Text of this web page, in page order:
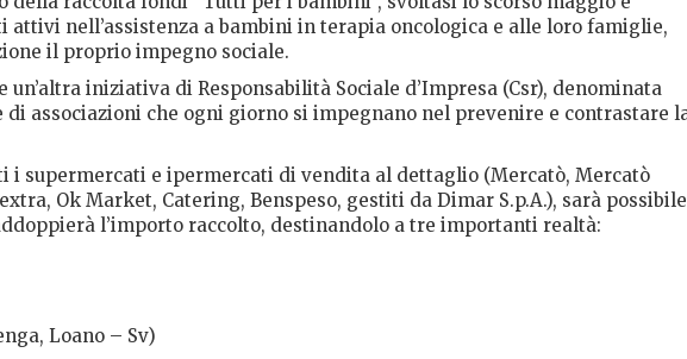
attivi nell’assistenza a bambini in terapia oncologica e alle loro famiglie,
il proprio impegno sociale.
un’altra iniziativa di Responsabilità Sociale d’Impresa (Csr), denominata
di associazioni che ogni giorno si impegnano nel prevenire e contrastare
i supermercati e ipermercati di vendita al dettaglio (Mercatò, Mercatò
Ok Market, Catering, Benspeso, gestiti da Dimar S.p.A.), sarà possibile
l’importo raccolto, destinandolo a tre importanti realtà:
Loano – Sv)